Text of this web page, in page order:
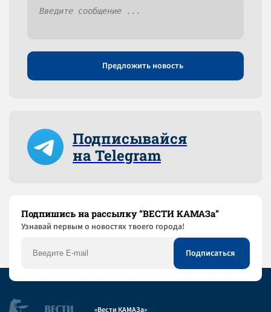
Предложить новость
Подписывайся
на Telegram
Подпишись на рассылку “ВЕСТИ КАМАЗа”
Узнaвай первым о новостях твоего города!
«Вести КАМАЗа»